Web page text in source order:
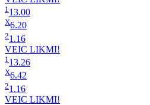
1 13.00
X6.20
21.16
VEIC LIKMI!
1 13.26
X6.42
21.16
VEIC LIKMI!